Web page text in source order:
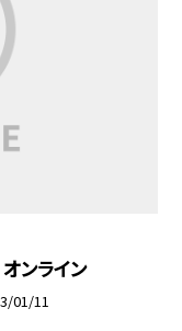
ンライン
01/11